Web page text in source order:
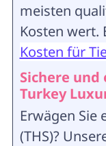
meisten
Kosten wert.
Kosten für
Sichere und
Turkey
Erwägen
(THS)?